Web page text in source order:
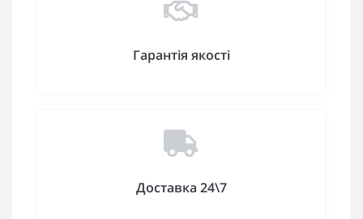
Гарантія якості
Доставка 24\7